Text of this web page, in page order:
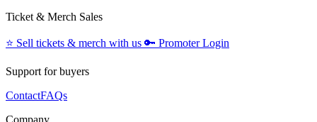
Ticket & Merch Sales
⭐️ Sell tickets & merch with us 🔑 Promoter Login
Support for buyers
ContactFAQs
Company